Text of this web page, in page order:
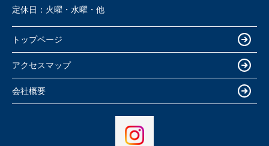
定休日： 火曜・水曜・他
トップページ
アクセスマップ
会社概要